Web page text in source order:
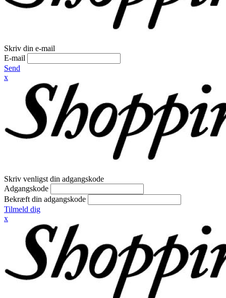
Skriv din e-mail
E-mail
Send
x
Skriv venligst din adgangskode
Adgangskode
Bekræft din adgangskode
Tilmeld dig
x